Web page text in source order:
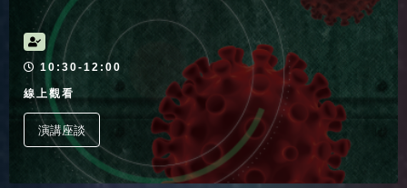
活動時間
10:30-12:00
線上觀看
演講座談